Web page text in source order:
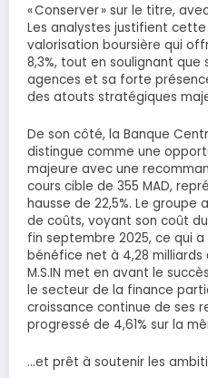
« Conserver » sur le titre,
Les analystes justifient
valorisation boursière qui
8,3%, tout en soulignant que
agences et sa forte
des atouts stratégiques
De son côté, la Banque
distingue comme une
majeure avec une
cours cible de 355 MAD,
hausse de 22,5%. Le
de coûts, voyant son coût
fin septembre 2025, ce qui
bénéfice net à 4,28 milliards
M.S.IN met en avant le
le secteur de la finance
croissance continue de ses
progressé de 4,61% sur la
…et prêt à soutenir les